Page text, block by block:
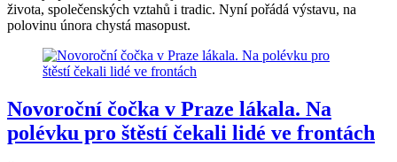
života, společenských vztahů i tradic. Nyní pořádá výstavu, na
polovinu února chystá masopust.
Novoroční čočka v Praze lákala. Na
polévku pro štěstí čekali lidé ve frontách